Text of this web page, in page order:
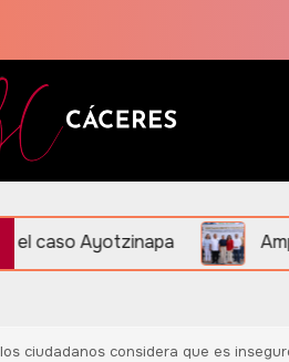
Amplían Red de
los ciudadanos considera que es